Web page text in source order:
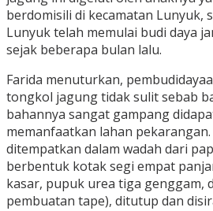
berdomisili di kecamatan Lunyuk,
Lunyuk telah memulai budi daya
sejak beberapa bulan lalu.
Farida menuturkan,
tongkol jagung tidak sulit sebab
bahannya sangat gampang
memanfaatkan lahan
ditempatkan dalam wadah dari
berbentuk kotak segi empat
kasar, pupuk urea tiga genggam,
pembuatan tape), ditutup dan